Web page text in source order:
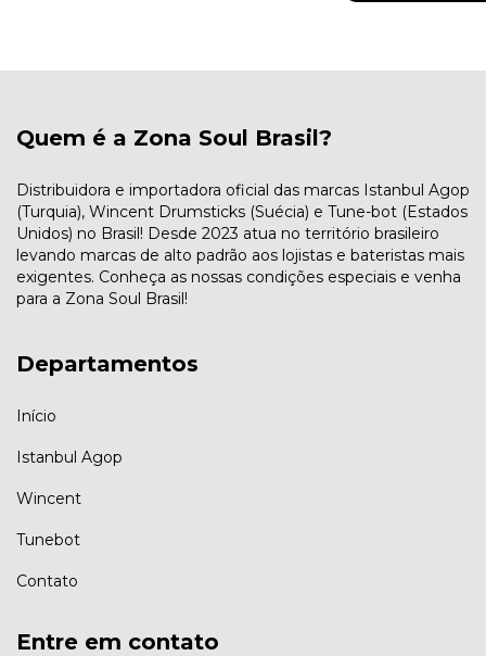
Quem é a Zona Soul Brasil?
Distribuidora e importadora oficial das marcas Istanbul Agop
(Turquia), Wincent Drumsticks (Suécia) e Tune-bot (Estados
Unidos) no Brasil! Desde 2023 atua no território brasileiro
levando marcas de alto padrão aos lojistas e bateristas mais
exigentes. Conheça as nossas condições especiais e venha
para a Zona Soul Brasil!
Departamentos
Início
Istanbul Agop
Wincent
Tunebot
Contato
Entre em contato